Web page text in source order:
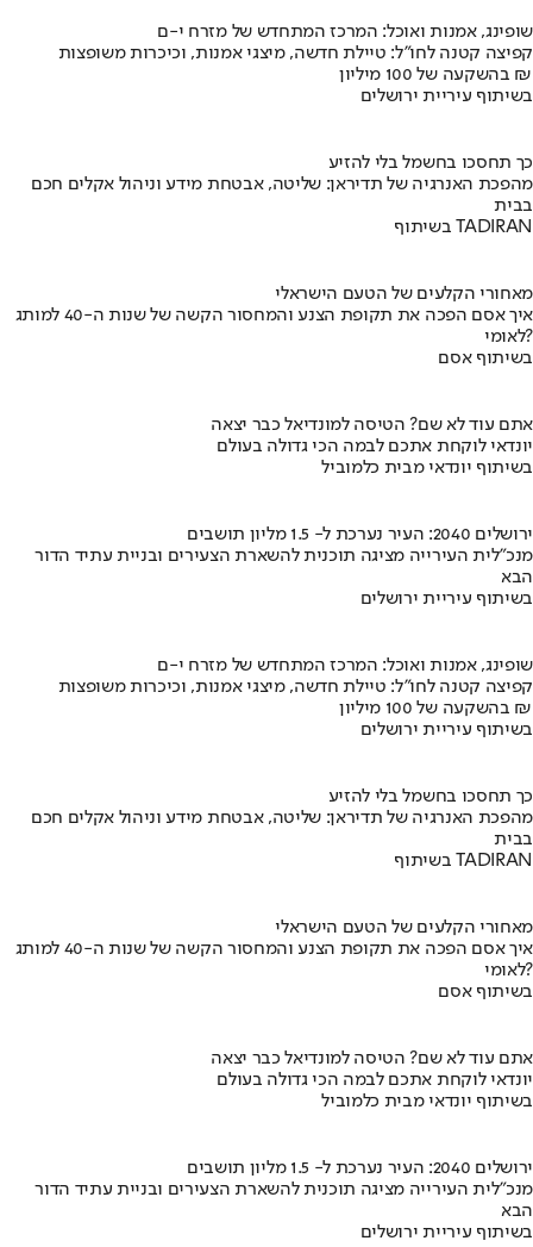
שופינג, אמנות ואוכל: המרכז המתחדש של מזרח י-ם
קפיצה קטנה לחו"ל: טיילת חדשה, מיצגי אמנות, וכיכרות משופצות
בהשקעה של 100 מיליון ₪
בשיתוף עיריית ירושלים
כך תחסכו בחשמל בלי להזיע
מהפכת האנרגיה של תדיראן: שליטה, אבטחת מידע וניהול אקלים חכם
בבית
בשיתוף TADIRAN
מאחורי הקלעים של הטעם הישראלי
איך אסם הפכה את תקופת הצנע והמחסור הקשה של שנות ה-40 למותג
לאומי?
בשיתוף אסם
אתם עוד לא שם? הטיסה למונדיאל כבר יצאה
יונדאי לוקחת אתכם לבמה הכי גדולה בעולם
בשיתוף יונדאי מבית כלמוביל
ירושלים 2040: העיר נערכת ל- 1.5 מליון תושבים
מנכ"לית העירייה מציגה תוכנית להשארת הצעירים ובניית עתיד הדור
הבא
בשיתוף עיריית ירושלים
שופינג, אמנות ואוכל: המרכז המתחדש של מזרח י-ם
קפיצה קטנה לחו"ל: טיילת חדשה, מיצגי אמנות, וכיכרות משופצות
בהשקעה של 100 מיליון ₪
בשיתוף עיריית ירושלים
כך תחסכו בחשמל בלי להזיע
מהפכת האנרגיה של תדיראן: שליטה, אבטחת מידע וניהול אקלים חכם
בבית
בשיתוף TADIRAN
מאחורי הקלעים של הטעם הישראלי
איך אסם הפכה את תקופת הצנע והמחסור הקשה של שנות ה-40 למותג
לאומי?
בשיתוף אסם
אתם עוד לא שם? הטיסה למונדיאל כבר יצאה
יונדאי לוקחת אתכם לבמה הכי גדולה בעולם
בשיתוף יונדאי מבית כלמוביל
ירושלים 2040: העיר נערכת ל- 1.5 מליון תושבים
מנכ"לית העירייה מציגה תוכנית להשארת הצעירים ובניית עתיד הדור
הבא
בשיתוף עיריית ירושלים